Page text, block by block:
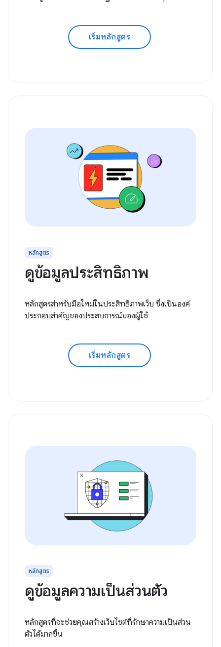
เริ่มหลักสูตร
หลักสูตร
ดูข้อมูลประสิทธิภาพ
หลักสูตรสำหรับมือใหม่ในประสิทธิภาพเว็บ ซึ่งเป็นองค์
ประกอบสำคัญของประสบการณ์ของผู้ใช้
เริ่มหลักสูตร
หลักสูตร
ดูข้อมูลความเป็นส่วนตัว
หลักสูตรที่จะช่วยคุณสร้างเว็บไซต์ที่รักษาความเป็นส่วน
ตัวได้มากขึ้น